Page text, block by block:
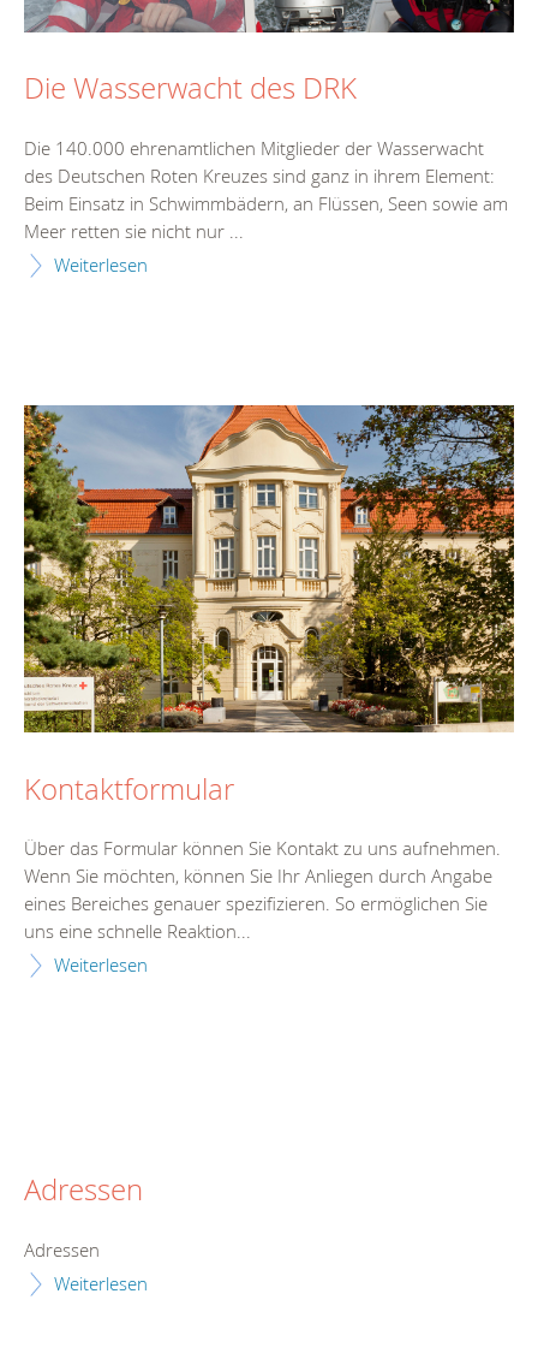
Die Wasserwacht des DRK
Die 140.000 ehrenamtlichen Mitglieder der Wasserwacht
des Deutschen Roten Kreuzes sind ganz in ihrem Element:
Beim Einsatz in Schwimmbädern, an Flüssen, Seen sowie am
Meer retten sie nicht nur ...
Weiterlesen
Kontaktformular
Über das Formular können Sie Kontakt zu uns aufnehmen.
Wenn Sie möchten, können Sie Ihr Anliegen durch Angabe
eines Bereiches genauer spezifizieren. So ermöglichen Sie
uns eine schnelle Reaktion...
Weiterlesen
Adressen
Adressen
Weiterlesen